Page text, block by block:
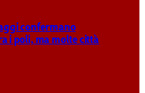
confermano
i poli, ma molte città